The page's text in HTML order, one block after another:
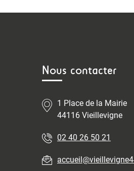
Nous contacter
1 Place de la Mairie
44116 Vieillevigne
02 40 26 50 21